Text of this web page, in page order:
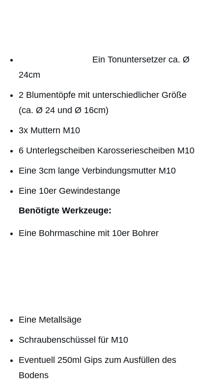
Ein Tonuntersetzer ca. Ø
24cm
2 Blumentöpfe mit unterschiedlicher Größe
(ca. Ø 24 und Ø 16cm)
3x Muttern M10
6 Unterlegscheiben Karosseriescheiben M10
Eine 3cm lange Verbindungsmutter M10
Eine 10er Gewindestange
Benötigte Werkzeuge:
Eine Bohrmaschine mit 10er Bohrer
Eine Metallsäge
Schraubenschüssel für M10
Eventuell 250ml Gips zum Ausfüllen des
Bodens